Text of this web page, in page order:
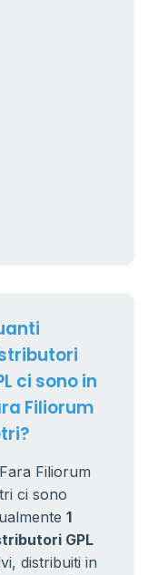
ci sono in
Filiorum
Filiorum
ci sono
1
GPL
distribuiti in